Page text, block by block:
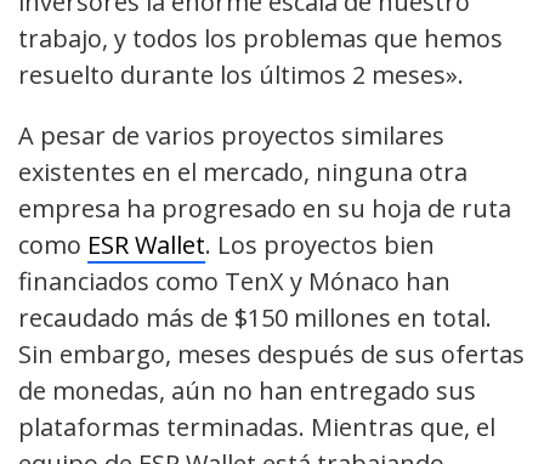
trabajo, y todos los problemas que hemos
resuelto durante los últimos 2 meses».
A pesar de varios proyectos similares
existentes en el mercado, ninguna otra
empresa ha progresado en su hoja de ruta
como ESR Wallet. Los proyectos bien
financiados como TenX y Mónaco han
recaudado más de $150 millones en total.
Sin embargo, meses después de sus ofertas
de monedas, aún no han entregado sus
plataformas terminadas. Mientras que, el